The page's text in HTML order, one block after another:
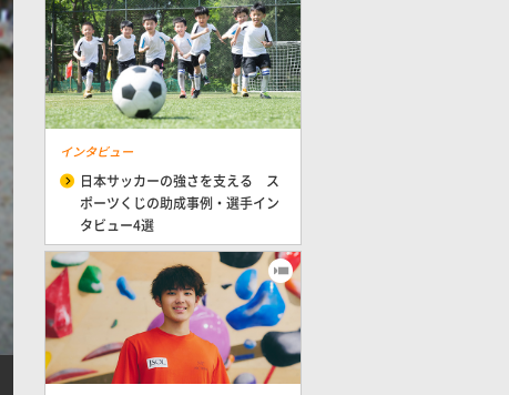
インタビュー
日本サッカーの強さを支える ス
ポーツくじの助成事例・選手イン
タビュー4選